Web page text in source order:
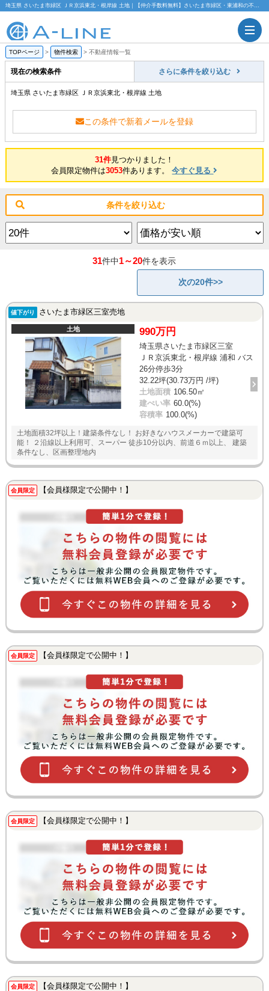
埼玉県 さいたま市緑区 ＪＲ京浜東北・根岸線 土地｜【仲介手数料無料】さいたま市緑区・東浦和の不動産情報ならA-LINE(エーライン)
TOPページ > 物件検索 > 不動産情報一覧
現在の検索条件 さらに条件を絞り込む
埼玉県 さいたま市緑区 ＪＲ京浜東北・根岸線 土地
この条件で新着メールを登録
31件見つかりました！
会員限定物件は3053件あります。今すぐ見る
条件を絞り込む
31件中1～20件を表示
次の20件>>
値下がり さいたま市緑区三室売地
土地 990万円
埼玉県さいたま市緑区三室
ＪＲ京浜東北・根岸線 浦和 バス
26分停歩3分
32.22坪(30.73万円 /坪)
土地面積 106.50㎡
建ぺい率 60.0(%)
容積率 100.0(%)
土地面積32坪以上！建築条件なし！ お好きなハウスメーカーで建築可
能！ ２沿線以上利用可、スーパー 徒歩10分以内、前道６ｍ以上、 建築
条件なし、区画整理地内
会員限定 【会員様限定で公開中！】
会員限定 【会員様限定で公開中！】
会員限定 【会員様限定で公開中！】
会員限定 【会員様限定で公開中！】